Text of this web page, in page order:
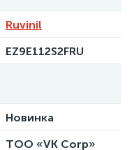
Ruvinil
EZ9E112S2FRU
Новинка
ТОО «VK Corp»